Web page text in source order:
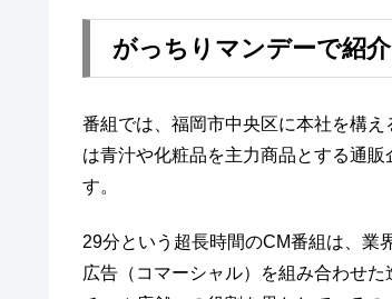
がっちりマンデーで紹
番組では、福岡市中央区に本社を構
は青汁や化粧品を主力商品とする通
す。
29分という超長時間のCM番組は、業
広告（コマーシャル）を組み合わせ